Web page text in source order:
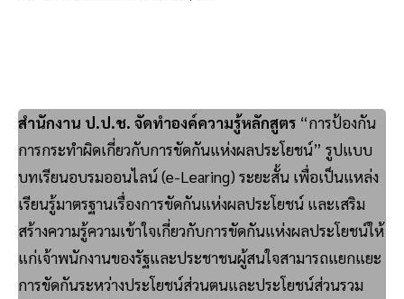
สำนักงาน ป.ป.ช. จัดทำองค์ความรู้หลักสูตร “การป้องกัน
การกระทำผิดเกี่ยวกับการขัดกันแห่งผลประโยชน์” รูปแบบ
บทเรียนอบรมออนไลน์ (e-Learing) ระยะสั้น เพื่อเป็นแหล่ง
เรียนรู้มาตรฐานเรื่องการขัดกันแห่งผลประโยชน์ และเสริม
สร้างความรู้ความเข้าใจเกี่ยวกับการขัดกันแห่งผลประโยชน์ให้
แก่เจ้าพนักงานของรัฐและประชาชนผู้สนใจสามารถแยกแยะ
การขัดกันระหว่างประโยชน์ส่วนตนและประโยชน์ส่วนรวม